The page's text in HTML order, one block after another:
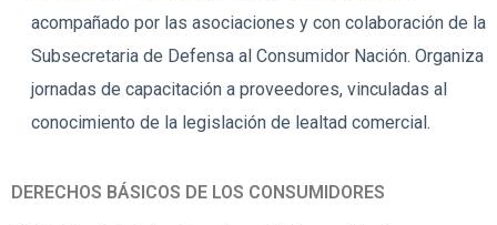
acompañado por las asociaciones y con colaboración de la
Subsecretaria de Defensa al Consumidor Nación. Organiza
jornadas de capacitación a proveedores, vinculadas al
conocimiento de la legislación de lealtad comercial.
DERECHOS BÁSICOS DE LOS CONSUMIDORES